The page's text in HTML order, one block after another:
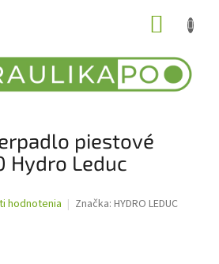
piestové
Hydro Leduc
hodnotenia Značka: HYDRO LEDUC